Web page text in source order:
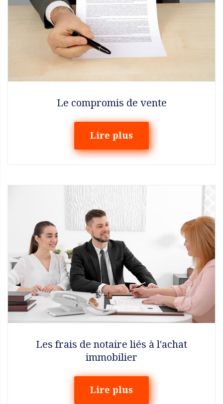
Le compromis de vente
Lire plus
Les frais de notaire liés à l'achat
immobilier
Lire plus